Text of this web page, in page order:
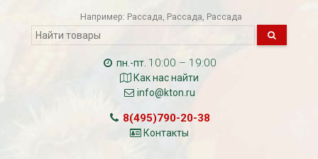
Например: Рассада Рассада Рассада
пн.-пт. 10:00 – 19:00
Как нас найти
info@kton.ru
8(495)790-20-38
Контакты